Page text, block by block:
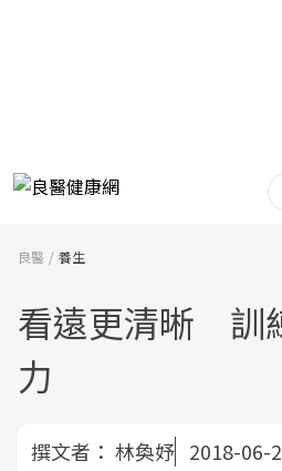
良醫 養生
看遠更清晰 訓
力
撰文者： 林奐妤 2018-06-